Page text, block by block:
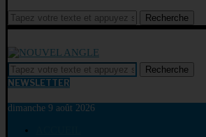
Recherche
Recherche
NEWSLETTER
dimanche 9 août 2026